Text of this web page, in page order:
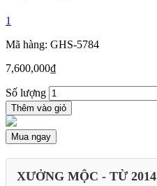
1
Mã hàng: GHS-5784
7,600,000₫
Số lượng
Thêm vào giỏ
Mua ngay
XƯỞNG MỘC - TỪ 2014